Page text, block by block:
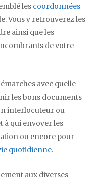
les coordonnées
Vous y retrouverez les
ainsi que les
de votre
avec quelle-
les bons documents
interlocuteur ou
à qui envoyer les
ou encore pour
quotidienne.
aux diverses